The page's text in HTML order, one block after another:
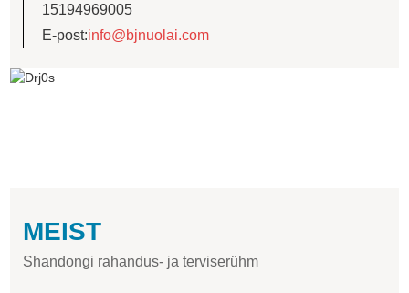
15194969005
E-post:info@bjnuolai.com
MEIST
Shandongi rahandus- ja terviserühm